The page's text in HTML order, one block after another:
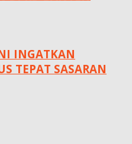
INGATKAN
TEPAT SASARAN